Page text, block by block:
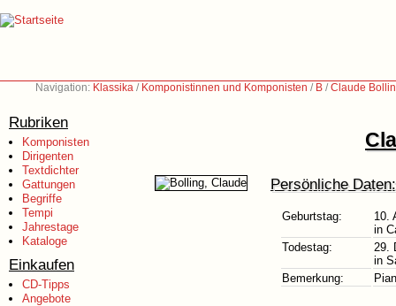
Navigation: Klassika / Komponistinnen und Komponisten / B /Claude
Rubriken
Komponisten
Dirigenten
Textdichter
Gattungen
Begriffe
Tempi
Jahrestage
Kataloge
Einkaufen
CD-Tipps
Angebote
Persönliche Daten:
Geburtstag:
10.
in
Todestag:
29.
in
Bemerkung: